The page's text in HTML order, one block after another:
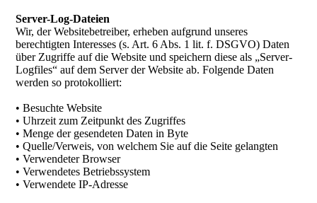
Server-Log-Dateien
Wir, der Websitebetreiber, erheben aufgrund unseres
berechtigten Interesses (s. Art. 6 Abs. 1 lit. f. DSGVO) Daten
über Zugriffe auf die Website und speichern diese als „Server-
Logfiles“ auf dem Server der Website ab. Folgende Daten
werden so protokolliert:
• Besuchte Website
• Uhrzeit zum Zeitpunkt des Zugriffes
• Menge der gesendeten Daten in Byte
• Quelle/Verweis, von welchem Sie auf die Seite gelangten
• Verwendeter Browser
• Verwendetes Betriebssystem
• Verwendete IP-Adresse